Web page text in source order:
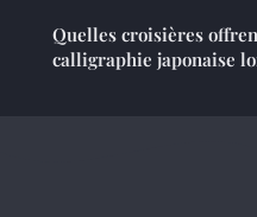
Quelles croisières
calligraphie japonaise